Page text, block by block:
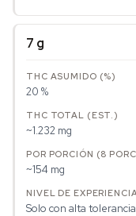
7 g
20 %
~1.232 mg
~154 mg
Solo con alta tolerancia